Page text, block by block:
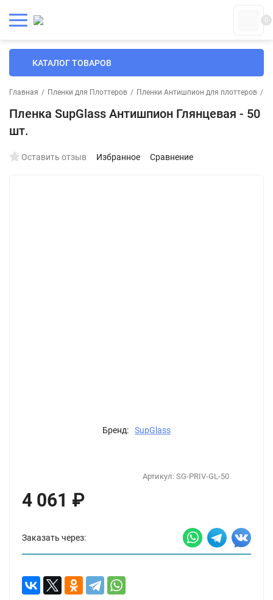
0
КАТАЛОГ ТОВАРОВ
Главная / Пленки для Плоттеров / Пленки Антишпион для плоттеров /
Пленка SupGlass Антишпион Глянцевая - 50
шт.
Оставить отзыв Избранное Сравнение
Бренд: SupGlass
Артикул: SG-PRIV-GL-50
4 061 ₽
Заказать через: